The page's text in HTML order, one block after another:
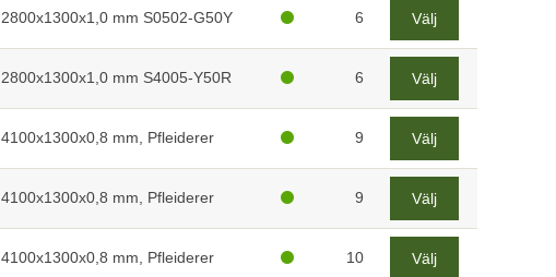
2800x1300x1,0 mm S0502-G50Y 6 Välj
2800x1300x1,0 mm S4005-Y50R 6 Välj
4100x1300x0,8 mm, Pfleiderer 9 Välj
4100x1300x0,8 mm, Pfleiderer 9 Välj
4100x1300x0,8 mm, Pfleiderer 10 Välj